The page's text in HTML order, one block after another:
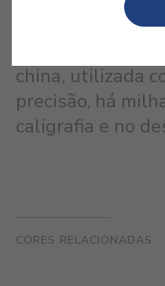
Sofisticado,
china, utilizada
precisão, há
caligrafia e no
CORES RELACIONADAS